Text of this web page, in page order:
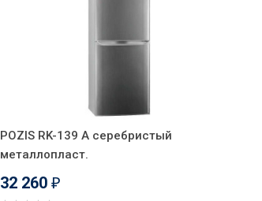
POZIS RK-139 А серебристый
металлопласт.
32 260 ₽